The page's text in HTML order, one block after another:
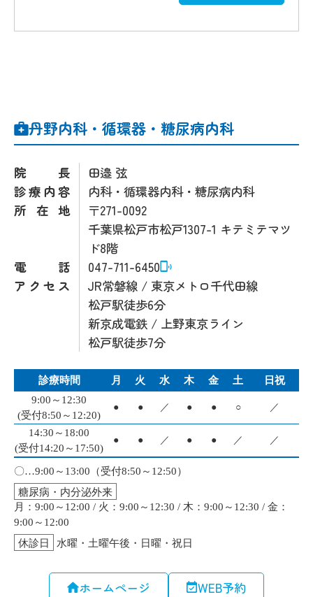
丹野内科・循環器・糖尿病内科
院長
田邉 弦
診療内容
内科・循環器内科・糖尿病内科
所在地
〒271-0092
千葉県松戸市松戸1307-1 キテミテマツ
ド8階
電話
047-711-6450
アクセス
JR常磐線 / 東京メトロ千代田線
松戸駅徒歩6分
新京成電鉄 / 上野東京ライン
松戸駅徒歩7分
ホームページ WEB予約